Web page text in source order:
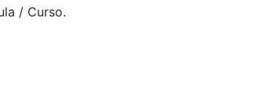
/ Curso.